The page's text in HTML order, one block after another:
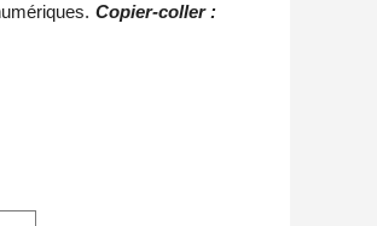
Copier-coller :